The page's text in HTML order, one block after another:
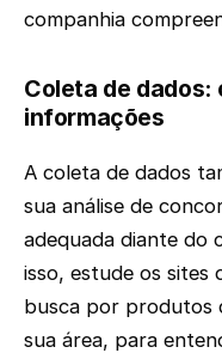
companhia
Coleta de
informações
A coleta de dados
sua análise de
adequada diante do
isso, estude os sites
busca por produtos
sua área, para